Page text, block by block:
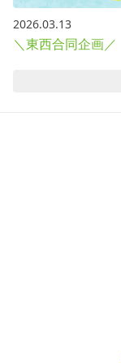
2026.03.13
＼東西合同企画／